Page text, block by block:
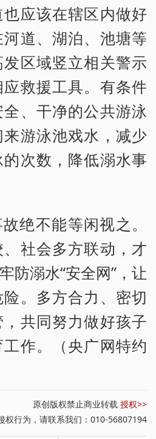
应该在辖区内做好
道、湖泊、池塘等
区域竖立相关警示
救援工具。有条件
、干净的公共游泳
游泳池戏水，减少
次数，降低溺水事
绝不能等闲视之。
社会多方联动，才
防溺水“安全网”，让
。多方合力、密切
共同努力做好孩子
作。（央广网特约
原创版权禁止商业转载 授权>>
权行为，请联系我们：010-56807194